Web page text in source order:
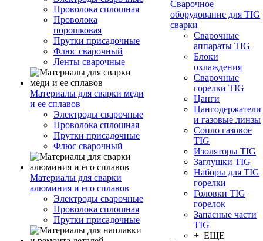
Проволока сплошная
Проволока
порошковая
Прутки присадочные
Флюс сварочный
Ленты сварочные
Материалы для сварки меди
и ее сплавов
Электроды сварочные
Проволока сплошная
Прутки присадочные
Флюс сварочный
Материалы для сварки
алюминия и его сплавов
Электроды сварочные
Проволока сплошная
Прутки присадочные
Сварочное
оборудование для TIG
сварки
Сварочные
аппараты TIG
Блоки
охлаждения
Сварочные
горелки TIG
Цанги
Цангодержатели
и газовые линзы
Сопло газовое
TIG
Изоляторы TIG
Заглушки TIG
Наборы для TIG
горелки
Головки TIG
горелок
Запасные части
TIG
+ ЕЩЕ